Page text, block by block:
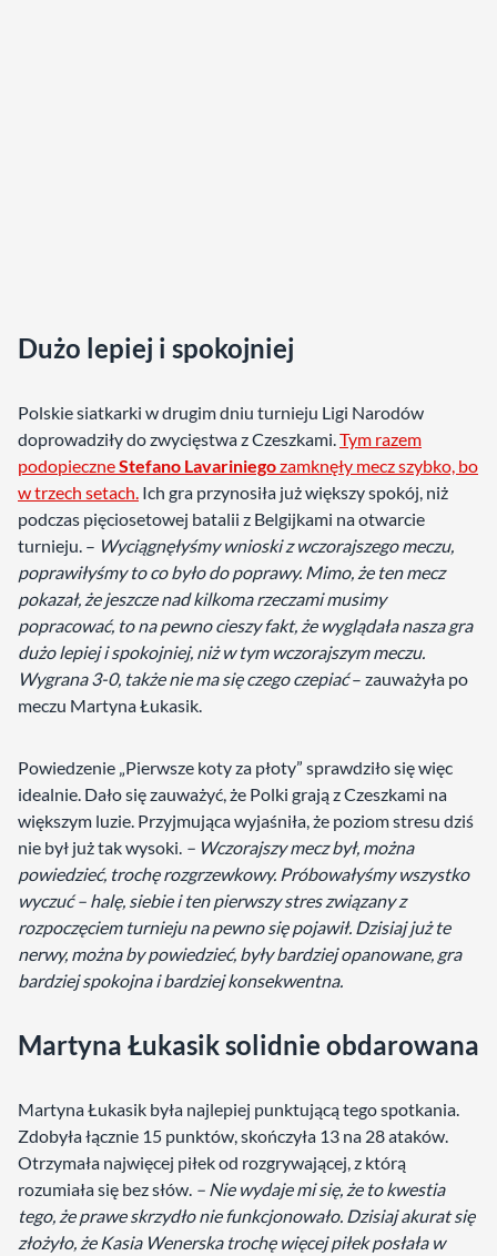
Dużo lepiej i spokojniej
Polskie siatkarki w drugim dniu turnieju Ligi Narodów
doprowadziły do zwycięstwa z Czeszkami.Tym razem
podopieczneStefano Lavariniegozamknęły mecz szybko, bo
w trzech setach. Ich gra przynosiła już większy spokój, niż
podczas pięciosetowej batalii z Belgijkami na otwarcie
turnieju. – Wyciągnęłyśmy wnioski z wczorajszego meczu,
poprawiłyśmy to co było do poprawy. Mimo, że ten mecz
pokazał, że jeszcze nad kilkoma rzeczami musimy
popracować, to na pewno cieszy fakt, że wyglądała nasza gra
dużo lepiej i spokojniej, niż w tym wczorajszym meczu.
Wygrana 3-0, także nie ma się czego czepiać– zauważyła po
meczu Martyna Łukasik.
Powiedzenie „Pierwsze koty za płoty” sprawdziło się więc
idealnie. Dało się zauważyć, że Polki grają z Czeszkami na
większym luzie. Przyjmująca wyjaśniła, że poziom stresu dziś
nie był już tak wysoki. – Wczorajszy mecz był, można
powiedzieć, trochę rozgrzewkowy. Próbowałyśmy wszystko
wyczuć – halę, siebie i ten pierwszy stres związany z
rozpoczęciem turnieju na pewno się pojawił. Dzisiaj już te
nerwy, można by powiedzieć, były bardziej opanowane, gra
bardziej spokojna i bardziej konsekwentna.
Martyna Łukasik solidnie obdarowana
Martyna Łukasik była najlepiej punktującą tego spotkania.
Zdobyła łącznie 15 punktów, skończyła 13 na 28 ataków.
Otrzymała najwięcej piłek od rozgrywającej, z którą
rozumiała się bez słów. – Nie wydaje mi się, że to kwestia
tego, że prawe skrzydło nie funkcjonowało. Dzisiaj akurat się
złożyło, że Kasia Wenerska trochę więcej piłek posłała w